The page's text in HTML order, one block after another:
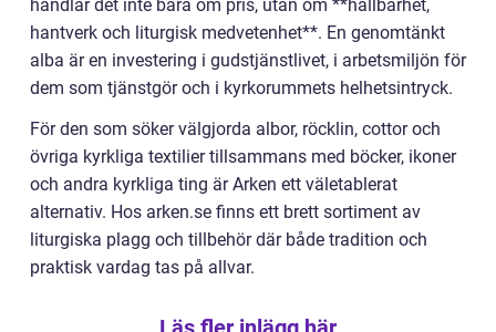
handlar det inte bara om pris, utan om **hållbarhet,
hantverk och liturgisk medvetenhet**. En genomtänkt
alba är en investering i gudstjänstlivet, i arbetsmiljön för
dem som tjänstgör och i kyrkorummets helhetsintryck.
För den som söker välgjorda albor, röcklin, cottor och
övriga kyrkliga textilier tillsammans med böcker, ikoner
och andra kyrkliga ting är Arken ett väletablerat
alternativ. Hos arken.se finns ett brett sortiment av
liturgiska plagg och tillbehör där både tradition och
praktisk vardag tas på allvar.